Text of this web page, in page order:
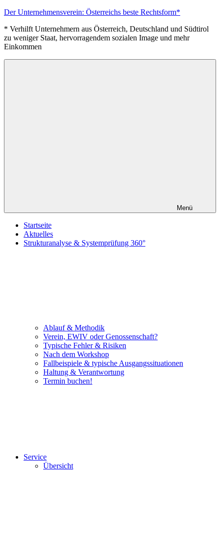
Zum
springen
Der Unternehmensverein: Österreichs beste Rechtsform*
* Verhilft Unternehmern aus Österreich, Deutschland und Südtirol
zu weniger Staat, hervorragendem sozialen Image und mehr
Einkommen
Menü
Startseite
Aktuelles
Strukturanalyse & Systemprüfung 360°
Ablauf & Methodik
Verein, EWIV oder Genossenschaft?
Typische Fehler & Risiken
Nach dem Workshop
Fallbeispiele & typische Ausgangssituationen
Haltung & Verantwortung
Termin buchen!
Service
Übersicht